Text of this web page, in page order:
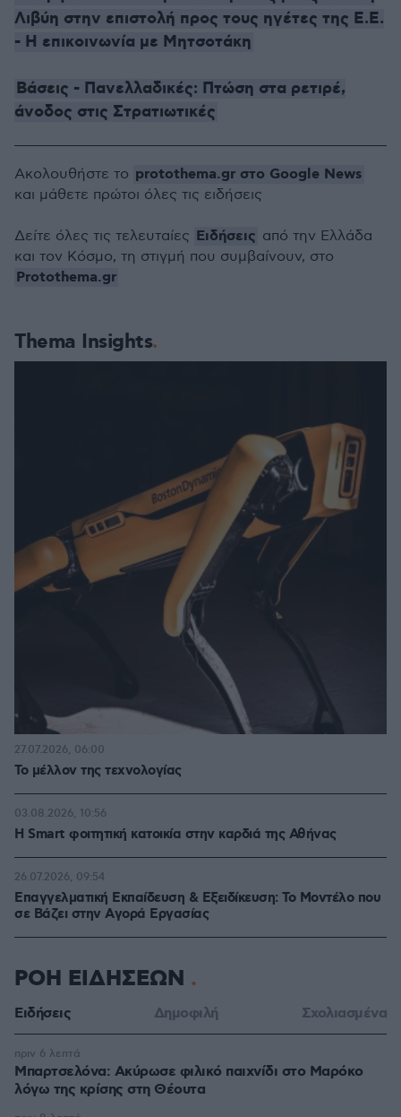
Λιβύη στην επιστολή προς τους ηγέτες της Ε.Ε.
- Η επικοινωνία με Μητσοτάκη
Βάσεις - Πανελλαδικές: Πτώση στα ρετιρέ,
άνοδος στις Στρατιωτικές
Thema Insights
Το μέλλον της τεχνολογίας
27.07.2026, 06:00
Η Smart φοιτητική κατοικία στην καρδιά της Αθήνας
03.08.2026, 10:56
Επαγγελματική Εκπαίδευση & Εξειδίκευση: Το Mοντέλο που
σε Bάζει στην Aγορά Eργασίας
26.07.2026, 09:54
Ακολουθήστε το protothema.gr στο Google News
και μάθετε πρώτοι όλες τις ειδήσεις
Δείτε όλες τις τελευταίες Ειδήσεις από την Ελλάδα
και τον Κόσμο, τη στιγμή που συμβαίνουν, στο
Protothema.gr
ΡΟΗ ΕΙΔΗΣΕΩΝ
Ειδήσεις Δημοφιλή Σχολιασμένα
Μπαρτσελόνα: Ακύρωσε φιλικό παιχνίδι στο Μαρόκο
λόγω της κρίσης στη Θέουτα
πριν 6 λεπτά